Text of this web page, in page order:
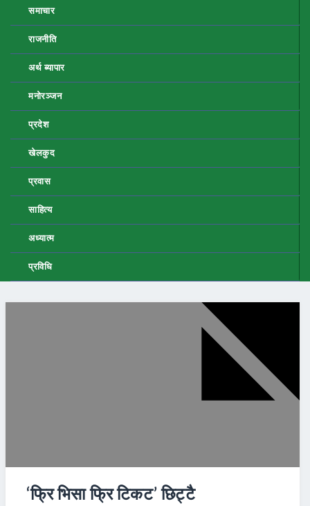
समाचार
राजनीति
अर्थ ब्यापार
मनोरञ्जन
प्रदेश
खेलकुद
प्रवास
साहित्य
अध्यात्म
प्रविधि
‘फ्रि भिसा फ्रि टिकट’ छिट्टै